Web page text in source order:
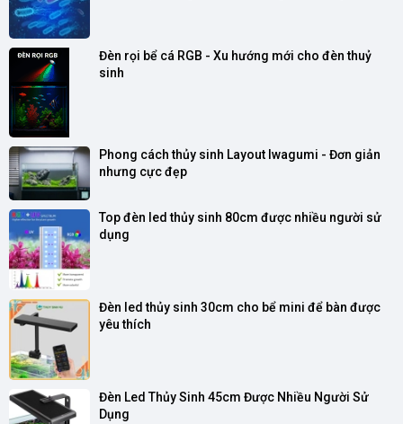
Đèn rọi bể cá RGB - Xu hướng mới cho đèn thuỷ
sinh
Phong cách thủy sinh Layout Iwagumi - Đơn giản
nhưng cực đẹp
Top đèn led thủy sinh 80cm được nhiều người sử
dụng
Đèn led thủy sinh 30cm cho bể mini để bàn được
yêu thích
Đèn Led Thủy Sinh 45cm Được Nhiều Người Sử
Dụng